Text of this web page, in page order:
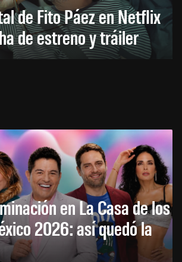
de Fito Páez en Netflix
de estreno y tráiler
en La Casa de los
2026: así quedó la